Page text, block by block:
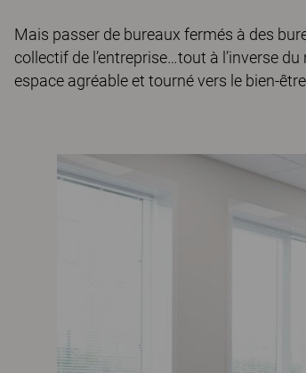
Mais passer de bureaux fermés à des
collectif de l’entreprise…tout à l’inverse
espace agréable et tourné vers le bien-